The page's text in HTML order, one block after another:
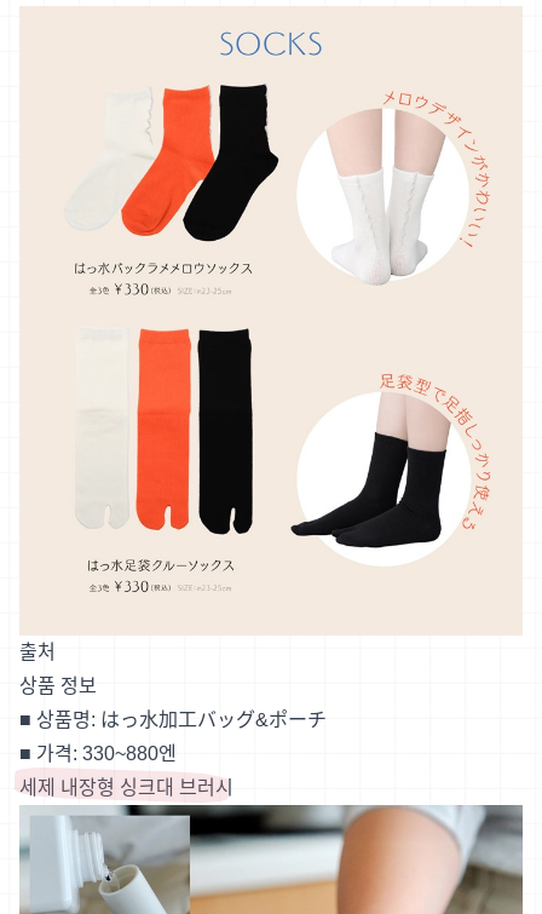
출처
상품 정보
■ 상품명: はっ水加工バッグ&ポーチ
■ 가격: 330~880엔
세제 내장형 싱크대 브러시